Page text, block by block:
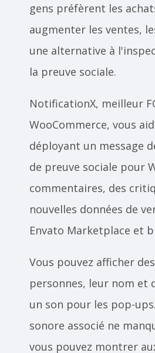
gens préfèrent les
augmenter les ventes,
une alternative à
la preuve sociale.
NotificationX, meilleur
WooCommerce, vous
déployant un message
de preuve sociale pour
commentaires, des
nouvelles données de
Envato Marketplace et
Vous pouvez afficher
personnes, leur nom et
un son pour les pop-
sonore associé ne
vous pouvez montrer